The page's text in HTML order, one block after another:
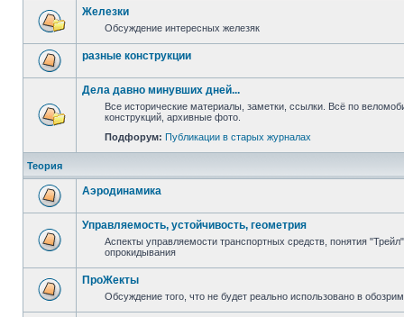
Железки
Обсуждение интересных железяк
разные конструкции
Дела давно минувших дней...
Все исторические материалы, заметки, ссылки. Всё по
конструкций, архивные фото.
Подфорум: Публикации в старых журналах
Теория
Аэродинамика
Управляемость, устойчивость, геометрия
Аспекты управляемости транспортных средств, понятия
опрокидывания
ПроЖекты
Обсуждение того, что не будет реально использовано в